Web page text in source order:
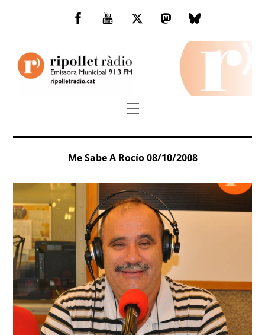
Facebook
You
TwitterMastodonBluesky
Menu
Me Sabe A Rocío 08/10/2008